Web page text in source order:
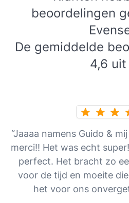
beoordelingen
De gemiddelde
4,6 uit
“Jaaaa namens Guido &
merci!! Het was echt
perfect. Het bracht zo
voor de tijd en moeite
het voor ons